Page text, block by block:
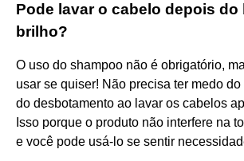
Pode lavar o cabelo depois do
brilho?
O uso do shampoo não é obrigatório,
usar se quiser! Não precisa ter medo
do desbotamento ao lavar os cabelos
Isso porque o produto não interfere na
e você pode usá-lo se sentir